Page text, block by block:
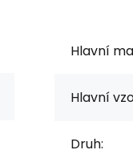
Hlavní
Hlavní
Druh: